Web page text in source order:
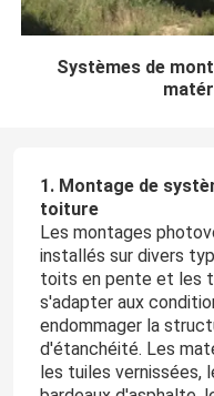
Systèmes de
1. Montage de
toiture
Les montages
installés sur divers
toits en pente et les
s'adapter aux
endommager la
d'étanchéité. Les
les tuiles vernissées,